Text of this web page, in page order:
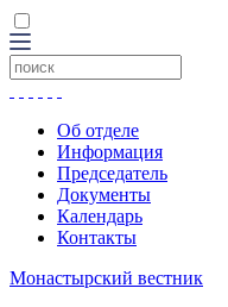
Об отделе
Информация
Председатель
Документы
Календарь
Контакты
Монастырский вестник